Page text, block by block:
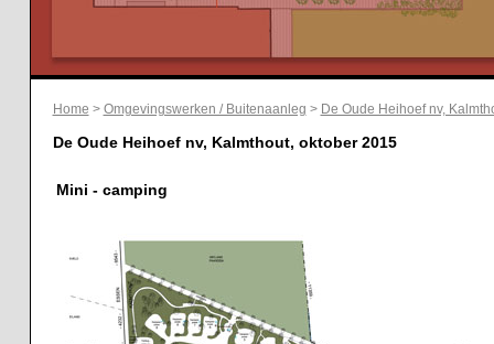
Home > Omgevingswerken / Buitenaanleg > De Oude Heihoef nv,
De Oude Heihoef nv, Kalmthout, oktober 2015
Mini - camping